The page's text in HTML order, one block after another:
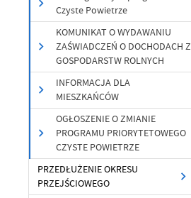
Czyste Powietrze
KOMUNIKAT O WYDAWANIU
ZAŚWIADCZEŃ O DOCHODACH Z
GOSPODARSTW ROLNYCH
INFORMACJA DLA
MIESZKAŃCÓW
OGŁOSZENIE O ZMIANIE
PROGRAMU PRIORYTETOWEGO
CZYSTE POWIETRZE
PRZEDŁUŻENIE OKRESU
PRZEJŚCIOWEGO